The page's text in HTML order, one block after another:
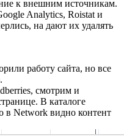
к внешним источникам.
Analytics, Roistat и
на дают их удалять
работу сайта, но все
смотрим и
В каталоге
в Network видно контент